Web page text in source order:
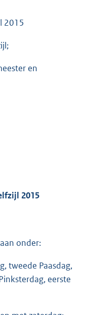
2015
en
2015
onder:
tweede Paasdag,
eerste